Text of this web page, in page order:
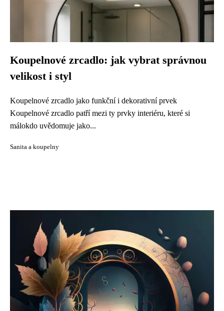
Koupelnové zrcadlo: jak vybrat správnou
velikost i styl
Koupelnové zrcadlo jako funkční i dekorativní prvek
Koupelnové zrcadlo patří mezi ty prvky interiéru, které si
málokdo uvědomuje jako...
Sanita a koupelny